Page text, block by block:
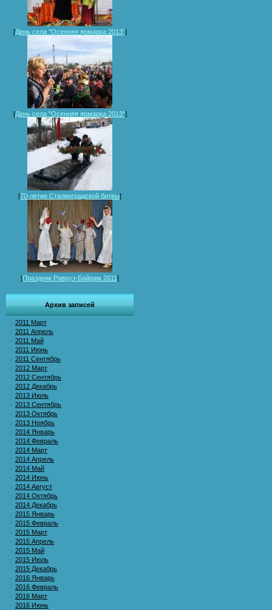
[День села "Осенняя ярмарка 2013"]
[День села "Осенняя ярмарка 2013"]
[70-летие Сталинградской битвы]
[Праздник Равруз-Байрам 2011]
Архив записей
2011 Март
2011 Апрель
2011 Май
2011 Июнь
2011 Сентябрь
2012 Март
2012 Сентябрь
2012 Декабрь
2013 Июль
2013 Сентябрь
2013 Октябрь
2013 Ноябрь
2014 Январь
2014 Февраль
2014 Март
2014 Апрель
2014 Май
2014 Июнь
2014 Август
2014 Октябрь
2014 Декабрь
2015 Январь
2015 Февраль
2015 Март
2015 Апрель
2015 Май
2015 Июль
2015 Декабрь
2016 Январь
2016 Февраль
2016 Март
2016 Июнь